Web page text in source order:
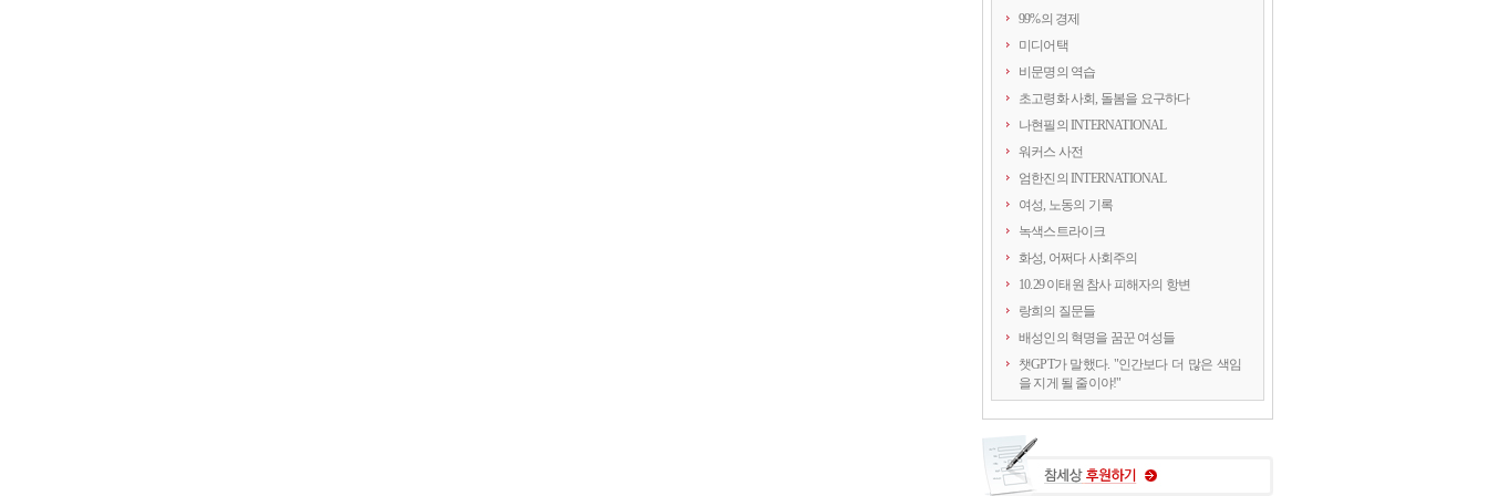
99%의 경제
미디어택
비문명의 역습
초고령화 사회, 돌봄을 요구하다
나현필의 INTERNATIONAL
워커스 사전
엄한진의 INTERNATIONAL
여성, 노동의 기록
녹색스트라이크
화성, 어쩌다 사회주의
10.29 이태원 참사 피해자의 항변
랑희의 질문들
배성인의 혁명을 꿈꾼 여성들
챗GPT가 말했다. "인간보다 더 많은 색임
을 지게 될 줄이야!"
약속의 8회, 위기를 돌려세우는 녹색 스트
라이크
양지로 떠오른 국정원, 이적異的 행위의